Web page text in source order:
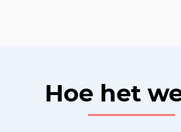
Hoe het